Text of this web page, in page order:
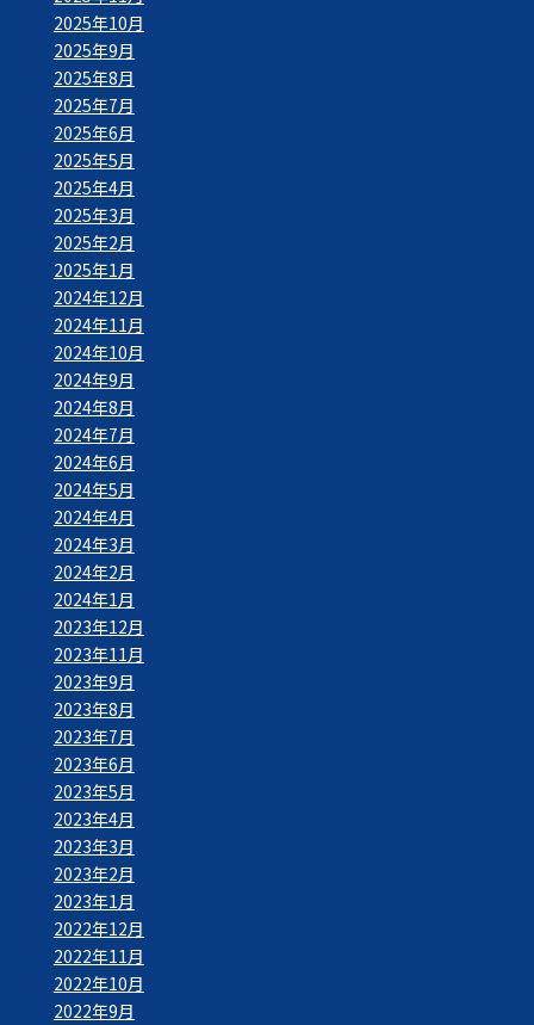
2025年10月
2025年9月
2025年8月
2025年7月
2025年6月
2025年5月
2025年4月
2025年3月
2025年2月
2025年1月
2024年12月
2024年11月
2024年10月
2024年9月
2024年8月
2024年7月
2024年6月
2024年5月
2024年4月
2024年3月
2024年2月
2024年1月
2023年12月
2023年11月
2023年9月
2023年8月
2023年7月
2023年6月
2023年5月
2023年4月
2023年3月
2023年2月
2023年1月
2022年12月
2022年11月
2022年10月
2022年9月